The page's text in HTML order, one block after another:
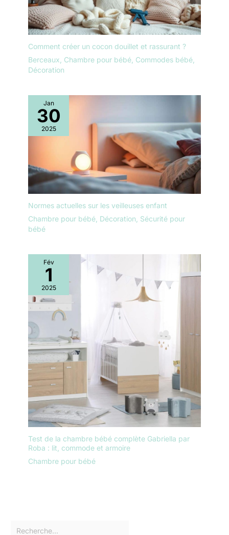
Comment créer un cocon douillet et rassurant ?
Berceaux Chambre pour bébé Commodes bébé
Décoration
Jan
30
2025
Normes actuelles sur les veilleuses enfant
Chambre pour bébé Décoration Sécurité pour
bébé
Fév
1
2025
Test de la chambre bébé complète Gabriella par
Roba : lit, commode et armoire
Chambre pour bébé